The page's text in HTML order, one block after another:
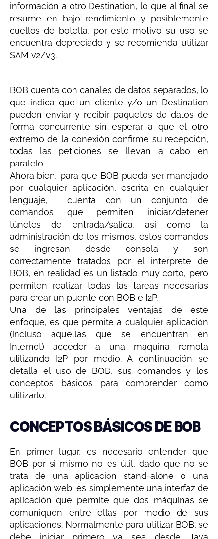
información a otro Destination, lo que al final se
resume en bajo rendimiento y posiblemente
cuellos de botella, por este motivo su uso se
encuentra depreciado y se recomienda utilizar
SAM v2/v3.
BOB cuenta con canales de datos separados, lo
que indica que un cliente y/o un Destination
pueden enviar y recibir paquetes de datos de
forma concurrente sin esperar a que el otro
extremo de la conexión confirme su recepción,
todas las peticiones se llevan a cabo en
paralelo.
Ahora bien, para que BOB pueda ser manejado
por cualquier aplicación, escrita en cualquier
lenguaje, cuenta con un conjunto de
comandos que permiten iniciar/detener
túneles de entrada/salida, así como la
administración de los mismos, estos comandos
se ingresan desde consola y son
correctamente tratados por el interprete de
BOB, en realidad es un listado muy corto, pero
permiten realizar todas las tareas necesarias
para crear un puente con BOB e I2P.
Una de las principales ventajas de este
enfoque, es que permite a cualquier aplicación
(incluso aquellas que se encuentran en
Internet) acceder a una máquina remota
utilizando I2P por medio. A continuación se
detalla el uso de BOB, sus comandos y los
conceptos básicos para comprender como
utilizarlo.
CONCEPTOS BÁSICOS DE BOB
En primer lugar, es necesario entender que
BOB por si mismo no es útil, dado que no se
trata de una aplicación stand-alone o una
aplicación web, es simplemente una interfaz de
aplicación que permite que dos máquinas se
comuniquen entre ellas por medio de sus
aplicaciones. Normalmente para utilizar BOB, se
debe iniciar primero ya sea desde Java